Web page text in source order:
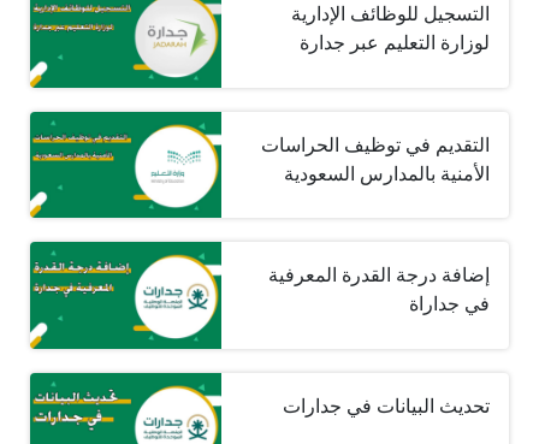
التسجيل للوظائف الإدارية
لوزارة التعليم عبر جدارة
التقديم في توظيف الحراسات
الأمنية بالمدارس السعودية
إضافة درجة القدرة المعرفية
في جداراة
تحديث البيانات في جدارات